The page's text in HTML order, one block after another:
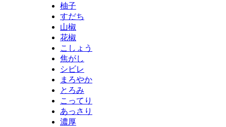
柚子
すだち
山椒
花椒
こしょう
焦がし
シビレ
まろやか
とろみ
こってり
あっさり
濃厚